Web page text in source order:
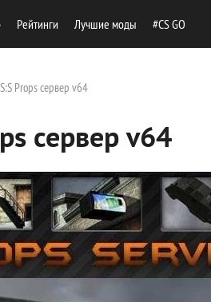
Рейтинги Лучшие моды #CS GO
Props сервер v64
сервер v64